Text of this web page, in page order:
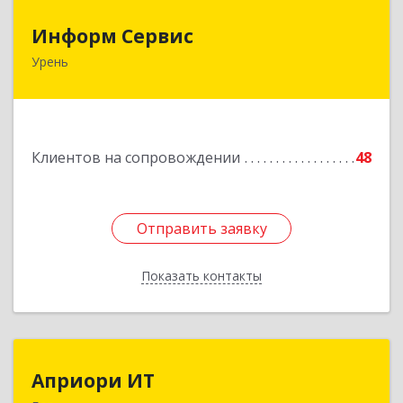
Информ Сервис
Урень
Клиентов на сопровождении 48
Отправить заявку
Показать контакты
Отправить заявку
Назад
Априори ИТ